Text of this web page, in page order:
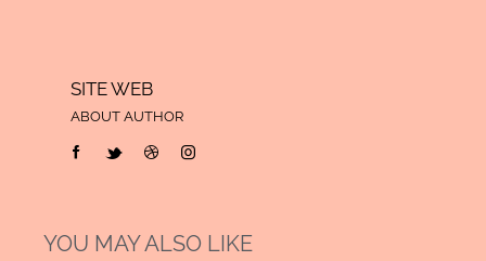
SITE WEB
ABOUT AUTHOR
YOU MAY ALSO LIKE